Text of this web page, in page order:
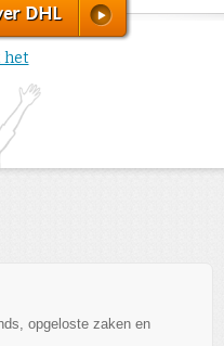
DHL
het
opgeloste zaken en